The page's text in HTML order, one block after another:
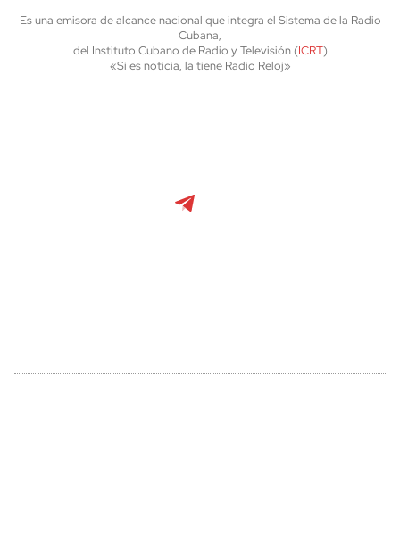
Es una emisora de alcance nacional que integra el Sistema de la Radio
Cubana,
del Instituto Cubano de Radio y Televisión (ICRT)
«Si es noticia, la tiene Radio Reloj»